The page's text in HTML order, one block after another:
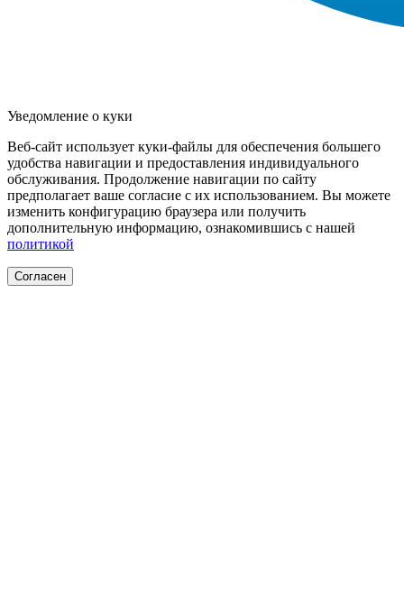
Уведомление о куки
Веб-сайт использует куки-файлы для обеспечения большего
удобства навигации и предоставления индивидуального
обслуживания. Продолжение навигации по сайту
предполагает ваше согласие с их использованием. Вы можете
изменить конфигурацию браузера или получить
дополнительную информацию, ознакомившись с нашей
политикой
Согласен